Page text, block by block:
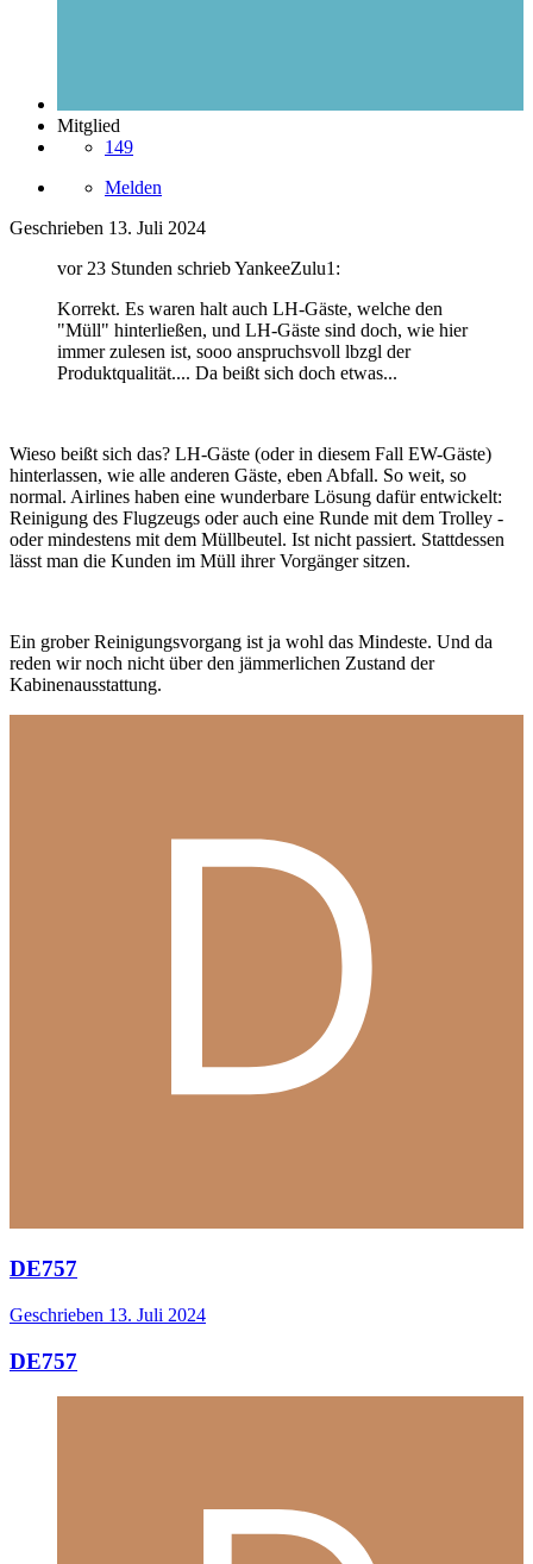
Mitglied
149
Melden
Geschrieben 13. Juli 2024
vor 23 Stunden schrieb YankeeZulu1:
Korrekt. Es waren halt auch LH-Gäste, welche den
"Müll" hinterließen, und LH-Gäste sind doch, wie hier
immer zulesen ist, sooo anspruchsvoll lbzgl der
Produktqualität.... Da beißt sich doch etwas...
Wieso beißt sich das? LH-Gäste (oder in diesem Fall EW-Gäste)
hinterlassen, wie alle anderen Gäste, eben Abfall. So weit, so
normal. Airlines haben eine wunderbare Lösung dafür entwickelt:
Reinigung des Flugzeugs oder auch eine Runde mit dem Trolley -
oder mindestens mit dem Müllbeutel. Ist nicht passiert. Stattdessen
lässt man die Kunden im Müll ihrer Vorgänger sitzen.
Ein grober Reinigungsvorgang ist ja wohl das Mindeste. Und da
reden wir noch nicht über den jämmerlichen Zustand der
Kabinenausstattung.
DE757
Geschrieben 13. Juli 2024
DE757